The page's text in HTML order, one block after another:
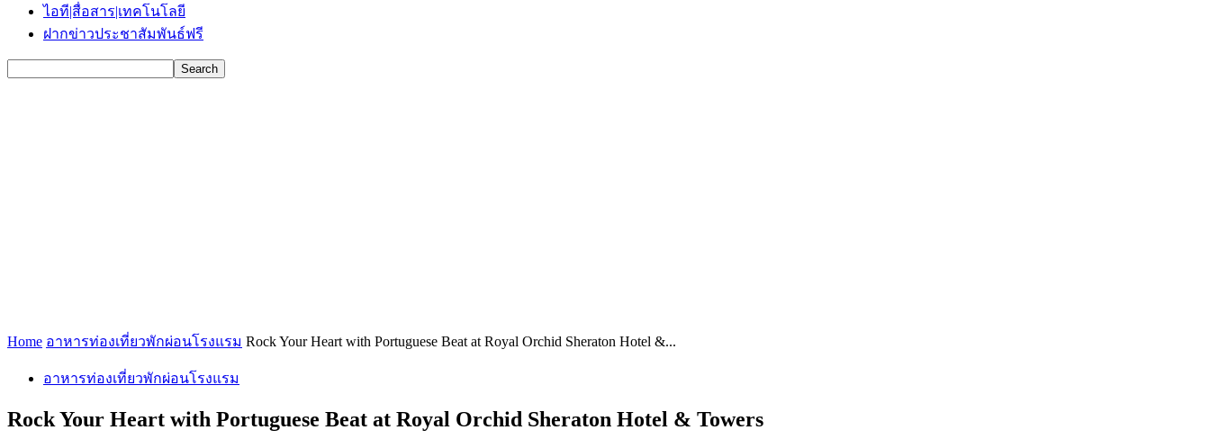
ไอที|สื่อสาร|เทคโนโลยี
ฝากข่าวประชาสัมพันธ์ฟรี
Home อาหารท่องเที่ยวพักผ่อนโรงแรม Rock Your Heart with Portuguese Beat at Royal Orchid Sheraton Hotel &...
อาหารท่องเที่ยวพักผ่อนโรงแรม
Rock Your Heart with Portuguese Beat at Royal Orchid Sheraton Hotel & Towers